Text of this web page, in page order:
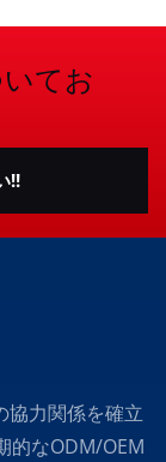
てお
!!
協力関係を確立
的なODM/OEM